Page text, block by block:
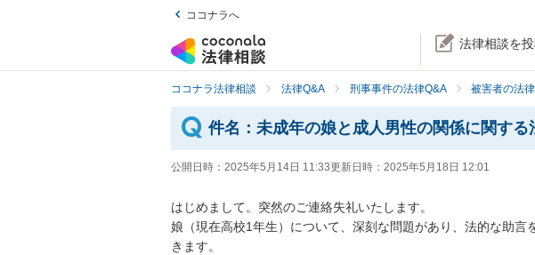
ココナラへ
法律相談を
ココナラ法律相談 法律Q&A 刑事事件の法律Q&A 被害者の法
件名：未成年の娘と成人男性の関係に関する
公開日時： 2025年5月14日 11:33更新日時： 2025年5月18日 12:01
はじめまして。突然のご連絡失礼いたします。
娘（現在高校1年生）について、深刻な問題があり、法的な助言
きます。